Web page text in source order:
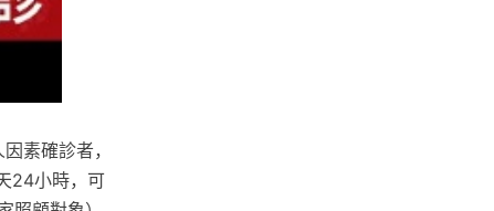
素確診者，
24小時，可